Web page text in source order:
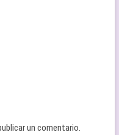
un comentario.